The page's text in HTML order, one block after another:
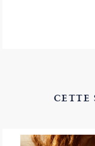
CETTE